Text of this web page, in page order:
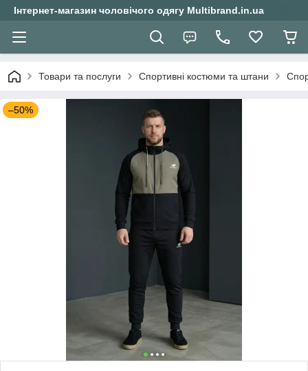
Інтернет-магазин чоловічого одягу Multibrand.in.ua
Товари та послуги Спортивні костюми та штани
–50%